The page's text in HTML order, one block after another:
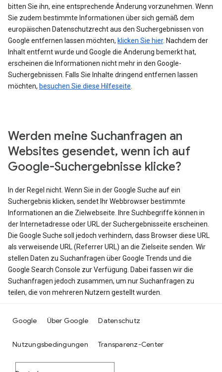
bitten Sie ihn, eine entsprechende Änderung vorzunehmen. Wenn
Sie zudem bestimmte Informationen über sich gemäß dem
europäischen Datenschutzrecht aus den Suchergebnissen von
Google entfernen lassen möchten, klicken Sie hier. Nachdem der
Inhalt entfernt wurde und Google die Änderung bemerkt hat,
erscheinen die Informationen nicht mehr in den Google-
Suchergebnissen. Falls Sie Inhalte dringend entfernen lassen
möchten, besuchen Sie diese Hilfeseite
Werden meine Suchanfragen an
Websites gesendet, wenn ich auf
Google-Suchergebnisse klicke?
In der Regel nicht. Wenn Sie in der Google Suche auf ein
Suchergebnis klicken, sendet Ihr Webbrowser bestimmte
Informationen an die Zielwebseite. Ihre Suchbegriffe können in
der Internetadresse oder URL der Suchergebnisseite erscheinen.
Die Google Suche soll jedoch verhindern, dass Browser diese URL
als verweisende URL (Referrer URL) an die Zielseite senden. Wir
stellen Daten zu Suchanfragen über Google Trends und die
Google Search Console zur Verfügung. Dabei fassen wir die
Suchanfragen jedoch zusammen, um nur Suchanfragen zu
teilen, die von mehreren Nutzern gestellt wurden.
Google Über Google Datenschutz
Nutzungsbedingungen Transparenz-Center